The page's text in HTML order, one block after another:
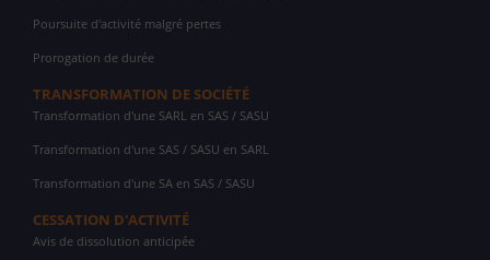
Poursuite d'activité malgré pertes
Prorogation de durée
TRANSFORMATION DE SOCIÉTÉ
Transformation d'une SARL en SAS / SASU
Transformation d'une SAS / SASU en SARL
Transformation d'une SA en SAS / SASU
CESSATION D'ACTIVITÉ
Avis de dissolution anticipée